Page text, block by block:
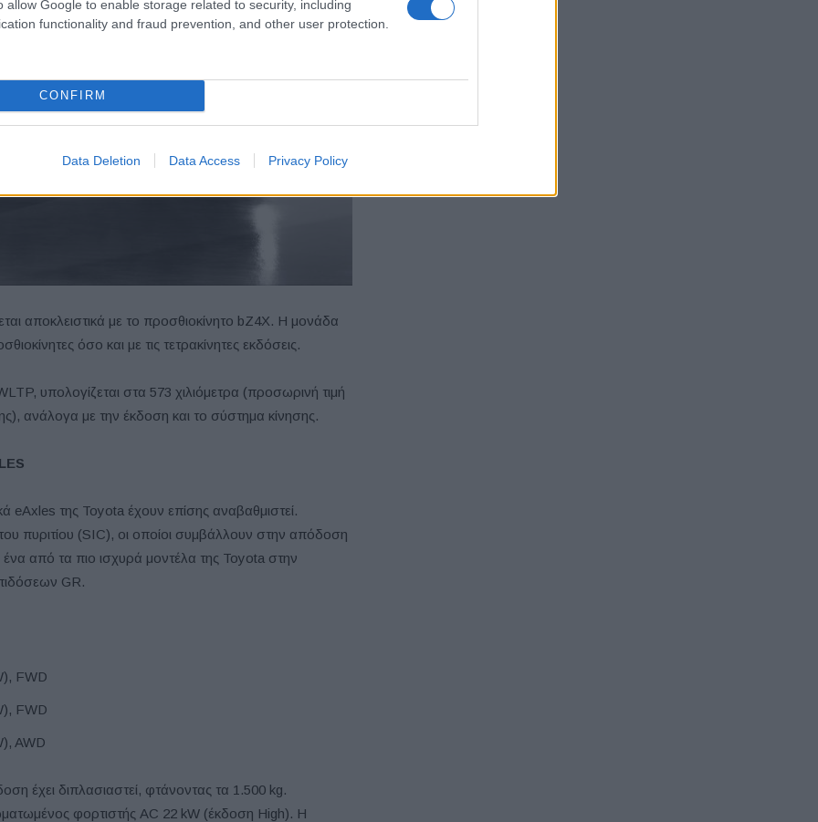
allow Google to enable storage related to security, including
functionality and fraud prevention, and other user protection.
CONFIRM
Data Deletion Data Access Privacy Policy
αποκλειστικά με το προσθιοκίνητο bZ4X. Η μονάδα
όσο και με τις τετρακίνητες εκδόσεις.
υπολογίζεται στα 573 χιλιόμετρα (προσωρινή τιμή
ανάλογα με την έκδοση και το σύστημα κίνησης.
eAxles της Toyota έχουν επίσης αναβαθμιστεί.
πυριτίου (SIC), οι οποίοι συμβάλλουν στην απόδοση
από τα πιο ισχυρά μοντέλα της Toyota στην
GR.
FWD
FWD
AWD
έχει διπλασιαστεί, φτάνοντας τα 1.500 kg.
φορτιστής AC 22 kW (έκδοση High). Η